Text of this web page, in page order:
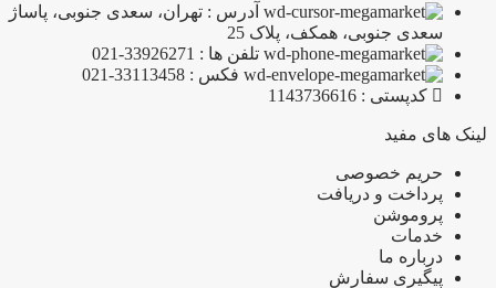
آدرس : تهران، سعدی جنوبی، پاساژ
سعدی جنوبی، همکف، پلاک 25
تلفن ها : 33926271-021
فکس : 33113458-021
کدپستی : 1143736616
لینک های مفید
حریم خصوصی
پرداخت و دریافت
پروموشن
خدمات
درباره ما
پیگیری سفارش